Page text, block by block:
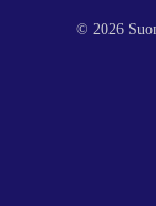
© 2026